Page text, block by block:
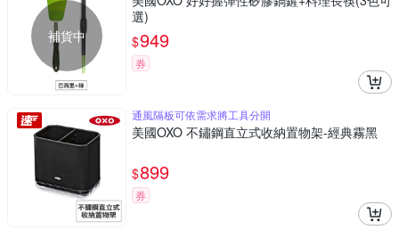
補貨中
選)
$949
券
通風隔板可依需求將工具分開
美國OXO 不鏽鋼直立式收納置物架-經典霧黑
$899
券